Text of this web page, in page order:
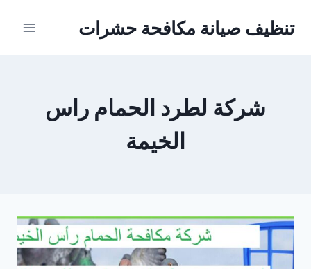
تنظيف صيانة مكافحة حشرات
شركة لطرد الحمام راس
الخيمة